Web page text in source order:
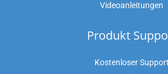
Videoanleitungen
Produkt
Kostenloser Support